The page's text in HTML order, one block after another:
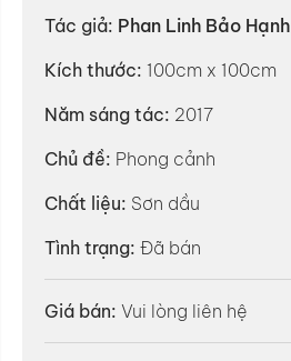
Tác giả: Phan Linh Bảo Hạnh
Kích thước: 100cm x 100cm
Năm sáng tác: 2017
Chủ đề: Phong cảnh
Chất liệu: Sơn dầu
Tình trạng: Đã bán
Giá bán: Vui lòng liên hệ